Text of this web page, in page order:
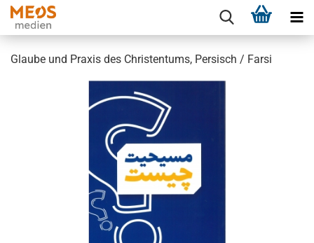
Glaube und Praxis des Christentums, Persisch / Farsi